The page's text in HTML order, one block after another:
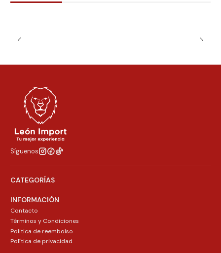
Síguenos
CATEGORÍAS
INFORMACIÓN
Contacto
Términos y Condiciones
Politica de reembolso
Política de privacidad